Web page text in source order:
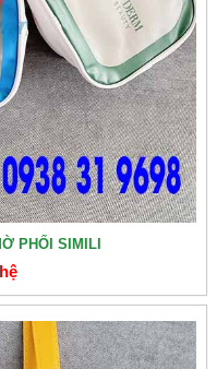
PHỐI SIMILI